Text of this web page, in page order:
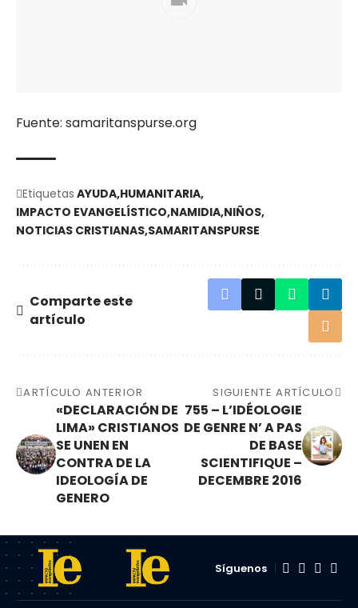
Fuente: samaritanspurse.org
Etiquetas AYUDA HUMANITARIA
IMPACTO EVANGELÍSTICO NAMIDIA NIÑOS
NOTICIAS CRISTIANAS SAMARITANSPURSE
Comparte este
artículo
ARTÍCULO ANTERIOR
«DECLARACIÓN DE
LIMA» CRISTIANOS
SE UNEN EN
CONTRA DE LA
IDEOLOGÍA DE
GENERO
SIGUIENTE ARTÍCULO
755 – L’IDÉOLOGIE
DE GENRE N’ A PAS
DE BASE
SCIENTIFIQUE –
DECEMBRE 2016
Síguenos